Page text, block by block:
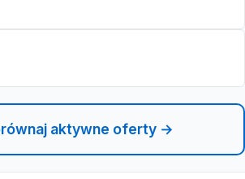
aktywne oferty →